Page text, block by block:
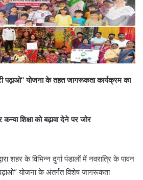
पढ़ाओ'' योजना के तहत जागरूकता कार्यक्रम का
शिक्षा को बढ़ावा देने पर जोर
शहर के विभिन्न दुर्गा पंडालों में नवरात्रि के पावन
योजना के अंतर्गत विशेष जागरूकता